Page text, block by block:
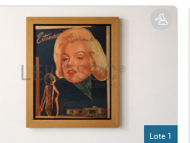
Maquinaria
Arte e Colecionáveis
Lote 1